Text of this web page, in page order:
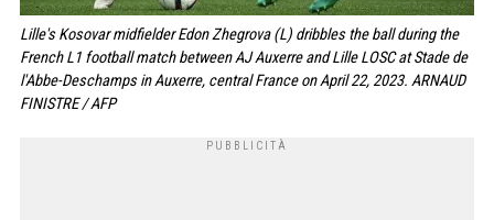
Lille's Kosovar midfielder Edon Zhegrova (L) dribbles the ball during the
French L1 football match between AJ Auxerre and Lille LOSC at Stade de
l'Abbe-Deschamps in Auxerre, central France on April 22, 2023. ARNAUD
FINISTRE / AFP